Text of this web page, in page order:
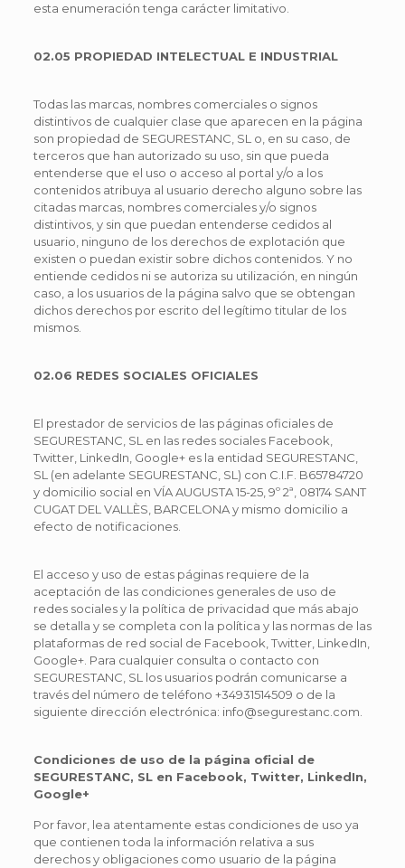
esta enumeración tenga carácter limitativo.
02.05 PROPIEDAD INTELECTUAL E INDUSTRIAL
Todas las marcas, nombres comerciales o signos
distintivos de cualquier clase que aparecen en la página
son propiedad de SEGURESTANC, SL o, en su caso, de
terceros que han autorizado su uso, sin que pueda
entenderse que el uso o acceso al portal y/o a los
contenidos atribuya al usuario derecho alguno sobre las
citadas marcas, nombres comerciales y/o signos
distintivos, y sin que puedan entenderse cedidos al
usuario, ninguno de los derechos de explotación que
existen o puedan existir sobre dichos contenidos. Y no
entiende cedidos ni se autoriza su utilización, en ningún
caso, a los usuarios de la página salvo que se obtengan
dichos derechos por escrito del legítimo titular de los
mismos.
02.06 REDES SOCIALES OFICIALES
El prestador de servicios de las páginas oficiales de
SEGURESTANC, SL en las redes sociales Facebook,
Twitter, LinkedIn, Google+ es la entidad SEGURESTANC,
SL (en adelante SEGURESTANC, SL) con C.I.F. B65784720
y domicilio social en VÍA AUGUSTA 15-25, 9º 2ª, 08174 SANT
CUGAT DEL VALLÈS, BARCELONA y mismo domicilio a
efecto de notificaciones.
El acceso y uso de estas páginas requiere de la
aceptación de las condiciones generales de uso de
redes sociales y la política de privacidad que más abajo
se detalla y se completa con la política y las normas de las
plataformas de red social de Facebook, Twitter, LinkedIn,
Google+. Para cualquier consulta o contacto con
SEGURESTANC, SL los usuarios podrán comunicarse a
través del número de teléfono +34931514509 o de la
siguiente dirección electrónica: info@segurestanc.com.
Condiciones de uso de la página oficial de
SEGURESTANC, SL en Facebook, Twitter, LinkedIn,
Google+
Por favor, lea atentamente estas condiciones de uso ya
que contienen toda la información relativa a sus
derechos y obligaciones como usuario de la página